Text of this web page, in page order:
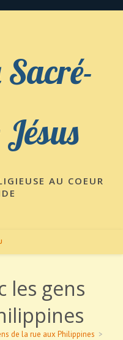
AU COEUR
les gens
de la rue aux Philippines >